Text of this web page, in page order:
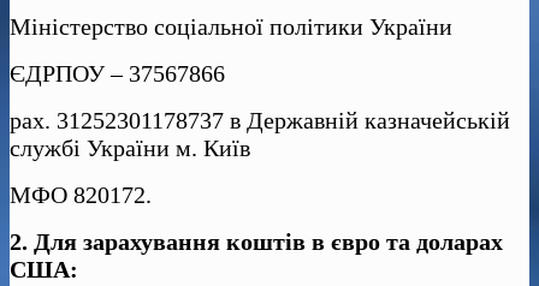
Міністерство соціальної політики України
ЄДРПОУ – 37567866
рах. 31252301178737 в Державній казначейській
службі України м. Київ
МФО 820172.
2. Для зарахування коштів в євро та доларах
США: